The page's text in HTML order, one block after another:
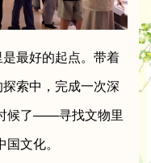
最好的起点。带着
索中，完成一次深
候了——寻找文物里
文化。